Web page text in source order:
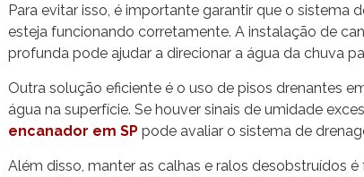
Para evitar isso, é importante garantir que o sistema
esteja funcionando corretamente. A instalação de
profunda pode ajudar a direcionar a água da chuva
Outra solução eficiente é o uso de pisos drenantes
água na superfície. Se houver sinais de umidade
encanador em SP pode avaliar o sistema de
Além disso, manter as calhas e ralos desobstruídos